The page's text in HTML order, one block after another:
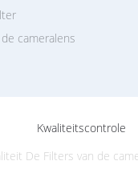
cameralens
Kwaliteitscontrole
De Filters van de